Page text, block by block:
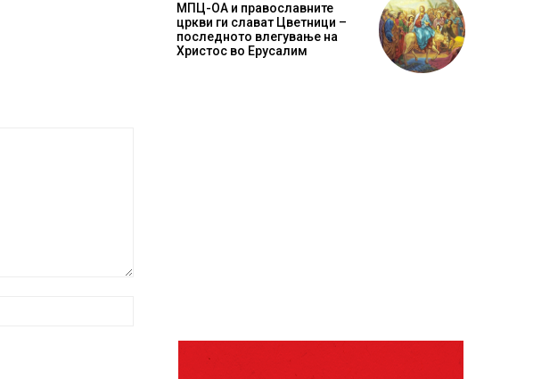
МПЦ-ОА и православните
цркви ги слават Цветници –
последното влегување на
Христос во Ерусалим